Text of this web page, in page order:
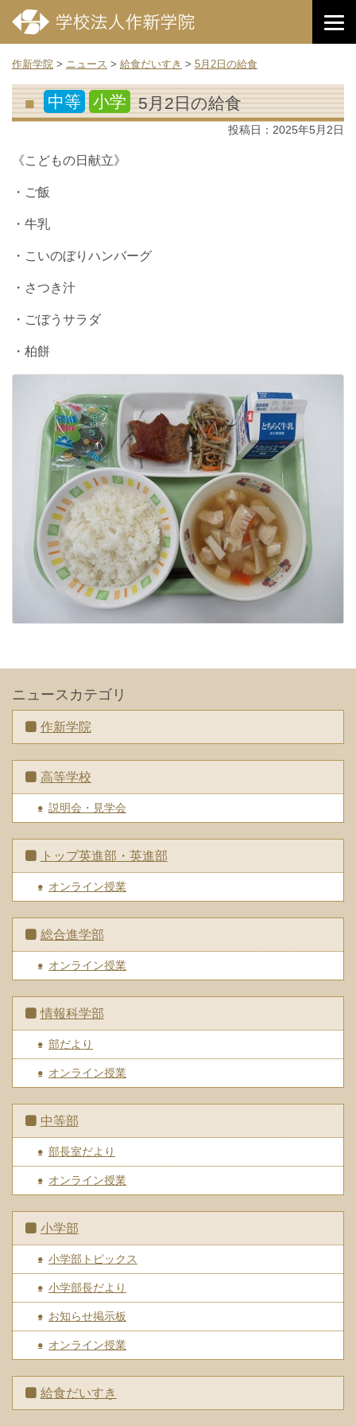
作新学院 > ニュース > 給食だいすき > 5月2日の給食
中等 小学 5月2日の給食
投稿日： 2025年5月2日
《こどもの日献立》
・ご飯
・牛乳
・こいのぼりハンバーグ
・さつき汁
・ごぼうサラダ
・柏餅
ニュースカテゴリ
作新学院
高等学校
説明会・見学会
トップ英進部・英進部
オンライン授業
総合進学部
オンライン授業
情報科学部
部だより
オンライン授業
中等部
部長室だより
オンライン授業
小学部
小学部トピックス
小学部長だより
お知らせ掲示板
オンライン授業
給食だいすき